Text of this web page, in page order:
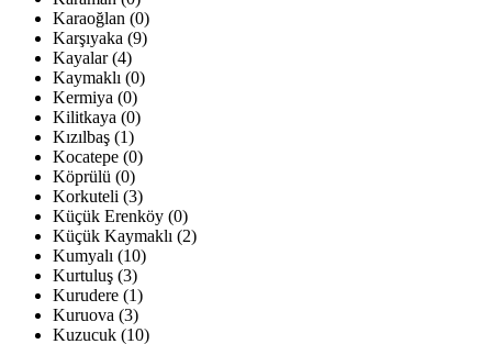
Karaoğlan (0)
Karşıyaka (9)
Kayalar (4)
Kaymaklı (0)
Kermiya (0)
Kilitkaya (0)
Kızılbaş (1)
Kocatepe (0)
Köprülü (0)
Korkuteli (3)
Küçük Erenköy (0)
Küçük Kaymaklı (2)
Kumyalı (10)
Kurtuluş (3)
Kurudere (1)
Kuruova (3)
Kuzucuk (10)